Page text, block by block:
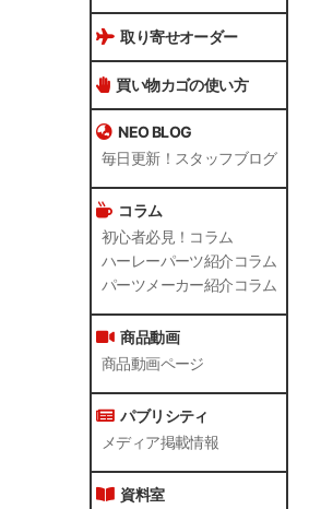
取り寄せオーダー
買い物カゴの使い方
NEO BLOG
毎日更新！スタッフブログ
コラム
初心者必見！コラム
ハーレーパーツ紹介コラム
パーツメーカー紹介コラム
商品動画
商品動画ページ
パブリシティ
メディア掲載情報
資料室